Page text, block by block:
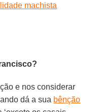
machista
e nos considerar
dá a sua bênção